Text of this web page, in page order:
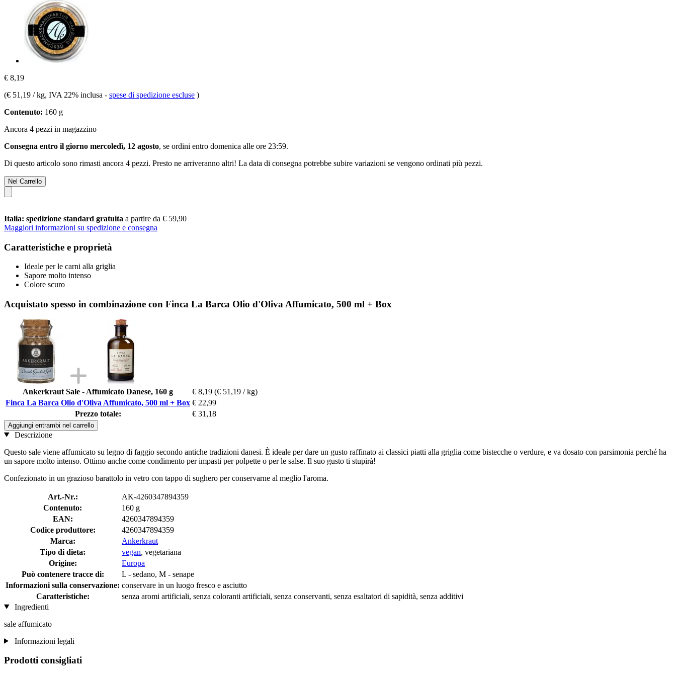
€ 8,19
(€ 51,19 / kg, IVA 22% inclusa - spese di spedizione escluse )
Contenuto: 160 g
Ancora 4 pezzi in magazzino
Consegna entro il giorno mercoledì, 12 agosto, se ordini entro domenica alle ore 23:59.
Di questo articolo sono rimasti ancora 4 pezzi. Presto ne arriveranno altri! La data di consegna potrebbe subire variazioni se vengono ordinati più pezzi.
Nel Carrello
Italia: spedizione standard gratuita a partire da € 59,90
Maggiori informazioni su spedizione e consegna
Caratteristiche e proprietà
Ideale per le carni alla griglia
Sapore molto intenso
Colore scuro
Acquistato spesso in combinazione con Finca La Barca Olio d'Oliva Affumicato, 500 ml + Box
Ankerkraut Sale - Affumicato Danese, 160 g € 8,19 (€ 51,19 / kg)
Finca La Barca Olio d'Oliva Affumicato, 500 ml + Box € 22,99
Prezzo totale:
€ 31,18
Aggiungi entrambi nel carrello
Descrizione
Questo sale viene affumicato su legno di faggio secondo antiche tradizioni danesi. È ideale per dare un gusto raffinato ai classici piatti alla griglia come bistecche o verdure, e va dosato con parsimonia perché ha
un sapore molto intenso. Ottimo anche come condimento per impasti per polpette o per le salse. Il suo gusto ti stupirà!
Confezionato in un grazioso barattolo in vetro con tappo di sughero per conservarne al meglio l'aroma.
Art.-Nr.:
AK-4260347894359
Contenuto:
160 g
EAN:
4260347894359
Codice produttore:
4260347894359
Marca:
Ankerkraut
Tipo di dieta:
vegan, vegetariana
Origine:
Europa
Può contenere tracce di:
L - sedano, M - senape
Informazioni sulla conservazione: conservare in un luogo fresco e asciutto
Caratteristiche:
senza aromi artificiali, senza coloranti artificiali, senza conservanti, senza esaltatori di sapidità, senza additivi
Ingredienti
sale affumicato
Informazioni legali
Prodotti consigliati